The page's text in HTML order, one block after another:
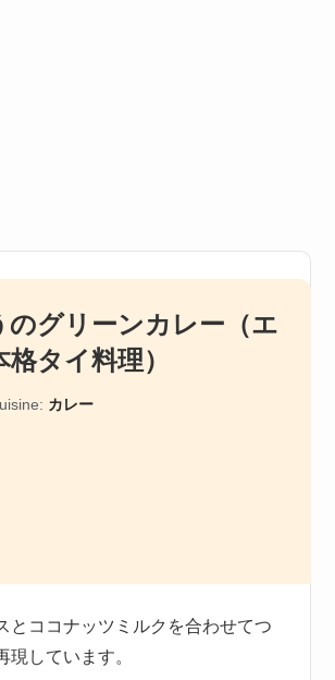
のグリーンカレー（エ
タイ料理）
カレー
とココナッツミルクを合わせてつ
しています。